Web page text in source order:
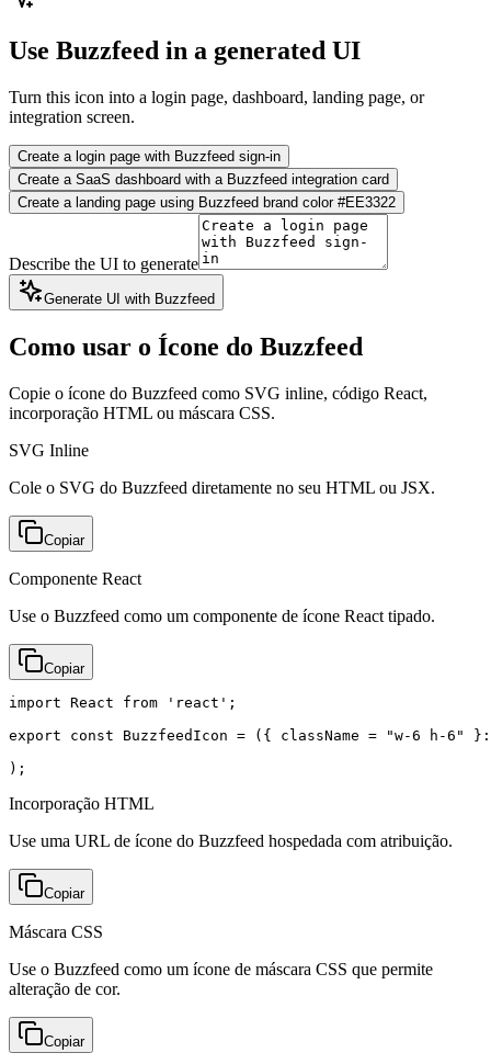
Use Buzzfeed in a generated UI
Turn this icon into a login page, dashboard, landing page, or
integration screen.
Create a login page with Buzzfeed sign-in
Create a SaaS dashboard with a Buzzfeed integration card
Create a landing page using Buzzfeed brand color #EE3322
Describe the UI to generate
Generate UI with Buzzfeed
Como usar o Ícone do Buzzfeed
Copie o ícone do Buzzfeed como SVG inline, código React,
incorporação HTML ou máscara CSS.
SVG Inline
Cole o SVG do Buzzfeed diretamente no seu HTML ou JSX.
Copiar
Componente React
Use o Buzzfeed como um componente de ícone React tipado.
Copiar
import React from 'react';
export const BuzzfeedIcon = ({ className = "w-6 h-
);
Incorporação HTML
Use uma URL de ícone do Buzzfeed hospedada com atribuição.
Copiar
Máscara CSS
Use o Buzzfeed como um ícone de máscara CSS que permite
alteração de cor.
Copiar